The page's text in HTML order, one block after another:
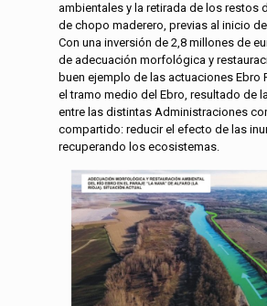
ambientales y la retirada de los restos
de chopo maderero, previas al inicio
Con una inversión de 2,8 millones de
de adecuación morfológica y
buen ejemplo de las actuaciones Ebro
el tramo medio del Ebro, resultado de
entre las distintas Administraciones
compartido: reducir el efecto de las
recuperando los ecosistemas.